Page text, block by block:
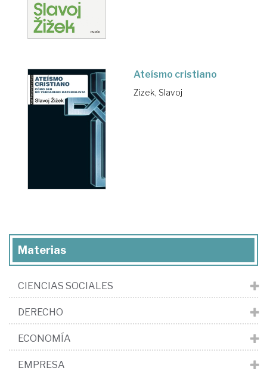
Ateísmo cristiano
Zizek, Slavoj
Materias
CIENCIAS SOCIALES
DERECHO
ECONOMÍA
EMPRESA